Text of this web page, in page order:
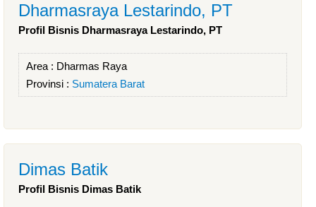
Dharmasraya Lestarindo, PT
Profil Bisnis Dharmasraya Lestarindo, PT
Area : Dharmas Raya
Provinsi : Sumatera Barat
Dimas Batik
Profil Bisnis Dimas Batik